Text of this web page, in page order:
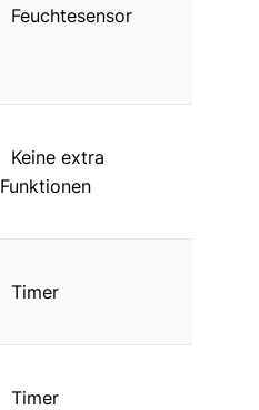
Feuchtesensor
Keine extra
Funktionen
Timer
Timer